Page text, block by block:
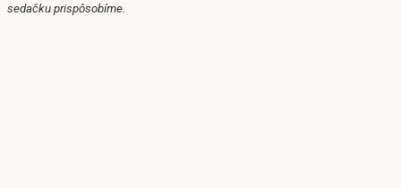
sedačku prispôsobíme.